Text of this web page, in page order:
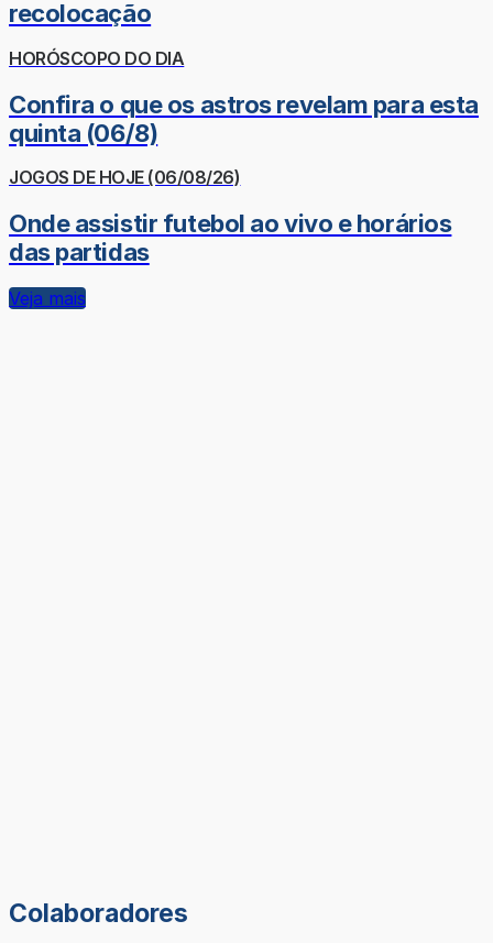
recolocação
HORÓSCOPO DO DIA
Confira o que os astros revelam para esta
quinta (06/8)
JOGOS DE HOJE (06/08/26)
Onde assistir futebol ao vivo e horários
das partidas
Veja mais
Colaboradores